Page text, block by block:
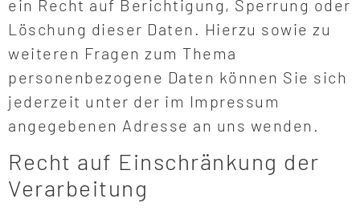
ein Recht auf Berichtigung, Sperrung oder
Löschung dieser Daten. Hierzu sowie zu
weiteren Fragen zum Thema
personenbezogene Daten können Sie sich
jederzeit unter der im Impressum
angegebenen Adresse an uns wenden.
Recht auf Einschränkung der
Verarbeitung